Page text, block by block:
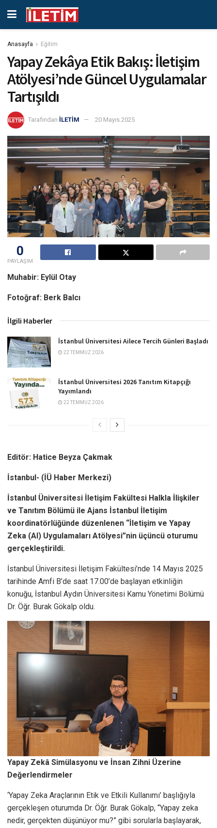
Anasayfa Eğitim
Yapay Zekâya Etik Bakış: İletişim
Atölyesi’nde Güncel Uygulamalar
Tartışıldı
Tarafından İLETİM 20 Mayıs 2025
0
PAYLAŞIM
Muhabir: Eylül Otay
Fotoğraf: Berk Balcı
İlgili Haberler
İstanbul Üniversitesi Ailece Tercih Günleri Başladı
22 TEMMUZ 2026
İstanbul Üniversitesi 2026 Tanıtım Kitapçığı
Yayımlandı
22 TEMMUZ 2026
Editör: Hatice Beyza Çakmak
İstanbul- (İÜ Haber Merkezi)
İstanbul Üniversitesi İletişim Fakültesi Halkla İlişkiler
ve Tanıtım Bölümü ile Ajans İstanbul İletişim
koordinatörlüğünde düzenlenen “İletişim ve Yapay
Zeka (AI) Uygulamaları Atölyesi”nin üçüncü oturumu
gerçekleştirildi.
İstanbul Üniversitesi İletişim Fakültesi’nde 14 Mayıs 2025
tarihinde Amfi B’de saat 17.00’de başlayan etkinliğin
konuğu, İstanbul Aydın Üniversitesi Kamu Yönetimi Bölümü
Dr. Öğr. Burak Gökalp oldu.
Yapay Zekâ Simülasyonu ve İnsan Zihni Üzerine
Değerlendirmeler
‘Yapay Zeka Araçlarının Etik ve Etkili Kullanımı’ başlığıyla
gerçekleşen oturumda Dr. Öğr. Burak Gökalp, “Yapay zeka
nedir, gerçekten düşünüyor mu?” gibi sorularla başlayarak,